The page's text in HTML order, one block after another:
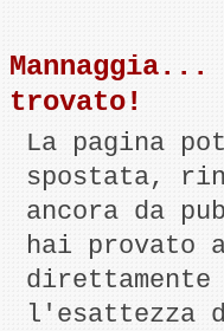
Mannaggia...
trovato!
La pagina
spostata,
ancora da
hai provato
l'esattezza